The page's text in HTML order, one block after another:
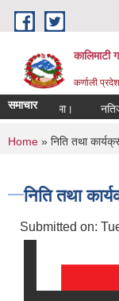
Skip to main content
कालिमाटी
कर्णाली
समाचारसम्बन्धमा।
You are
Home » निति तथा
निति तथा
Submitted on: